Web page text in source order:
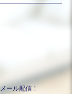
メール配信！